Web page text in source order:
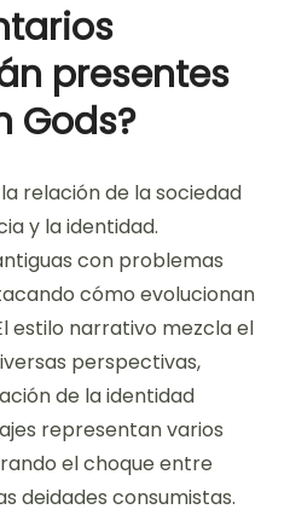
presentes
Gods?
relación de la sociedad
y la identidad.
con problemas
cómo evolucionan
estilo narrativo mezcla el
perspectivas,
de la identidad
representan varios
el choque entre
deidades consumistas.